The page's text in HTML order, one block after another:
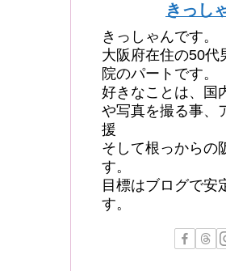
きっし
きっしゃんです。
大阪府在住の50代
院のパートです。
好きなことは、国
や写真を撮る事、
援
そして根っからの
す。
目標はブログで安
す。